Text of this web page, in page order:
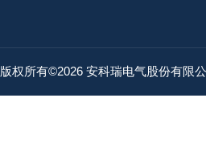
版权所有©2026 安科瑞电气股份有限